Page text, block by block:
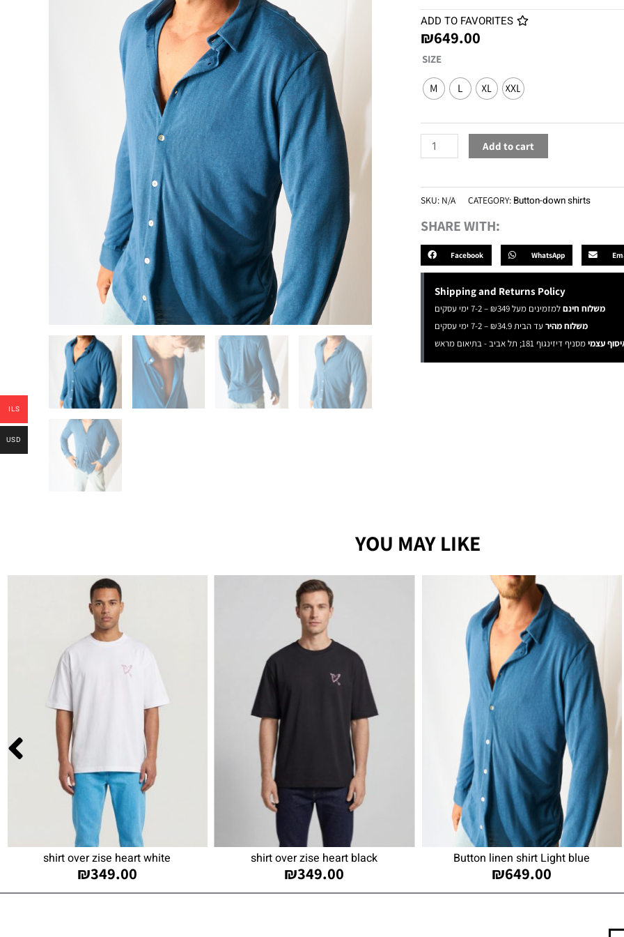
ADD TO FAVORITES
₪649.00
SIZE
M L XL XXL
Button
shirt
blue
quantity
Add to cart
SKU: N/A CATEGORY: Button-down shirts
SHARE WITH:
Facebook WhatsApp
Shipping and Returns Policy
משלוח חינםלמזמינים מעל ₪349 – 7-2 ימי עסקים
משלוח מהירעד הבית ₪34.9 – 7-2 ימי עסקים
עצמימסניף דיזינגוף 181; תל אביב - בתיאום מראש
YOU MAY LIKE
shirt over zise heart white
₪349.00
shirt over zise heart black
₪349.00
Button linen shirt Light blue
₪649.00
ILS
USD